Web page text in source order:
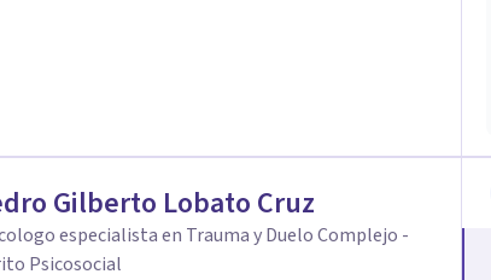
Gilberto Lobato Cruz
especialista en Trauma y Duelo Complejo -
Psicosocial